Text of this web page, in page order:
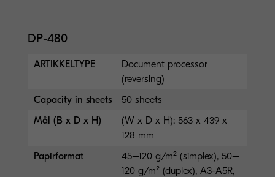
DP-480
ARTIKKELTYPE
Document processor
(reversing)
Capacity in sheets
50 sheets
Mål (B x D x H)
(W x D x H): 563 x 439 x
128 mm
Papirformat
45–120 g/m² (simplex), 50–
120 g/m² (duplex), A3-A5R,